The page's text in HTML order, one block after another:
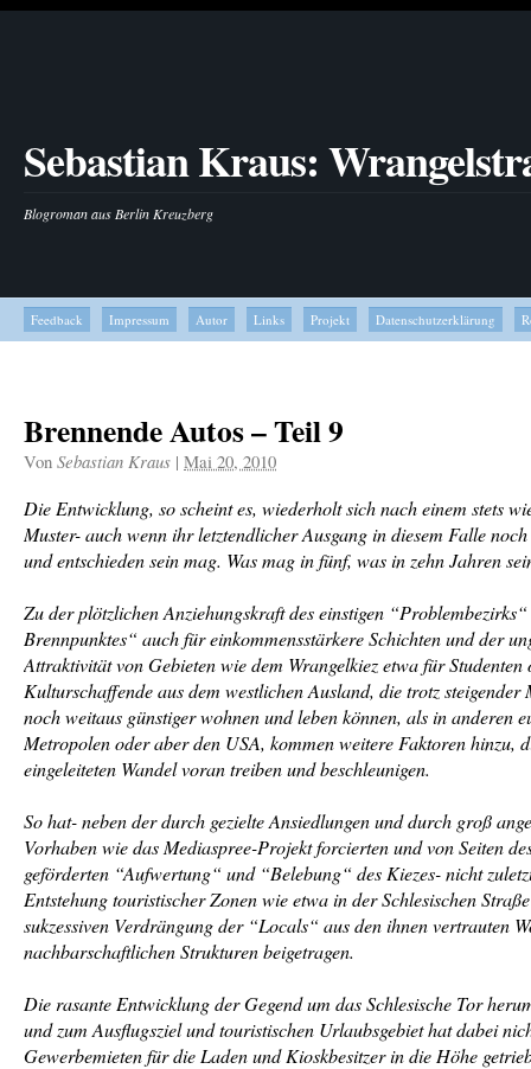
Sebastian Kraus:
Blogroman aus Berlin Kreuzberg
Feedback Impressum Autor Links Projekt Datenschutzerklärung
Brennende Autos – Teil 9
Von Sebastian Kraus | Mai 20, 2010
Die Entwicklung, so scheint es, wiederholt sich nach einem stets
Muster- auch wenn ihr letztendlicher Ausgang in diesem Falle
und entschieden sein mag. Was mag in fünf, was in zehn Jahren
Zu der plötzlichen Anziehungskraft des einstigen
Brennpunktes“ auch für einkommensstärkere Schichten und der
Attraktivität von Gebieten wie dem Wrangelkiez etwa für
Kulturschaffende aus dem westlichen Ausland, die trotz
noch weitaus günstiger wohnen und leben können, als in anderen
Metropolen oder aber den USA, kommen weitere Faktoren hinzu,
eingeleiteten Wandel voran treiben und beschleunigen.
So hat- neben der durch gezielte Ansiedlungen und durch groß
Vorhaben wie das Mediaspree-Projekt forcierten und von Seiten
geförderten “Aufwertung“ und “Belebung“ des Kiezes- nicht
Entstehung touristischer Zonen wie etwa in der Schlesischen
sukzessiven Verdrängung der “Locals“ aus den ihnen vertrauten
nachbarschaftlichen Strukturen beigetragen.
Die rasante Entwicklung der Gegend um das Schlesische Tor
und zum Ausflugsziel und touristischen Urlaubsgebiet hat dabei
Gewerbemieten für die Laden und Kioskbesitzer in die Höhe